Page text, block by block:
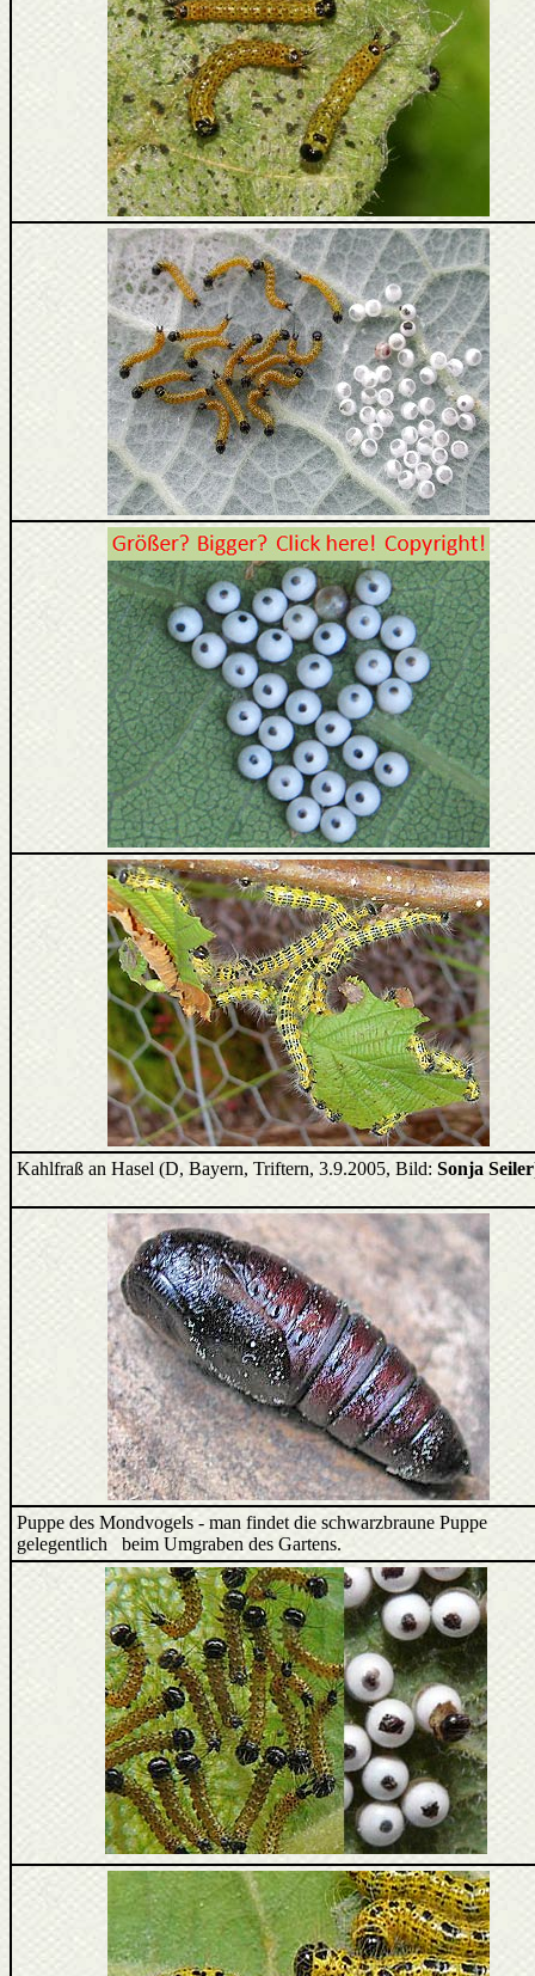
Kahlfraß an Hasel (D, Bayern, Triftern, 3.9.2005, Bild: Sonja Seiler
Puppe des Mondvogels - man findet die schwarzbraune Puppe
gelegentlich beim Umgraben des Gartens.